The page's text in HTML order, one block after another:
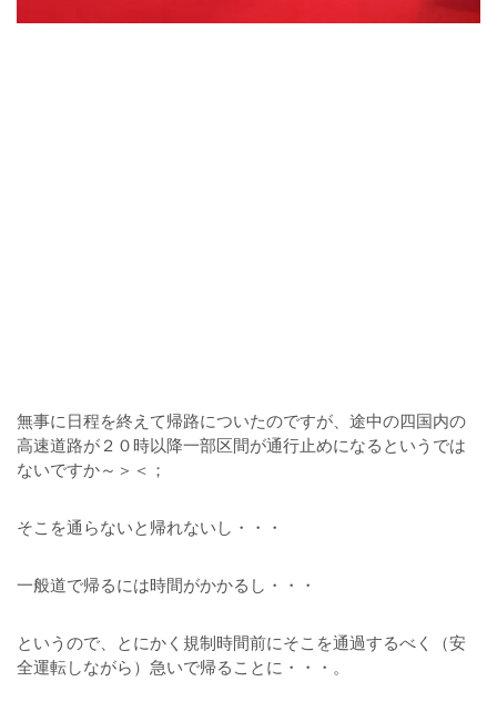
無事に日程を終えて帰路についたのですが、途中の四国内の
高速道路が２０時以降一部区間が通行止めになるというでは
ないですか～＞＜；
そこを通らないと帰れないし・・・
一般道で帰るには時間がかかるし・・・
というので、とにかく規制時間前にそこを通過するべく（安
全運転しながら）急いで帰ることに・・・。